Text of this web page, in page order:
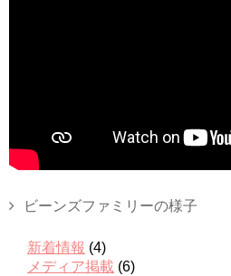
ビーンズファミリーの様子
新着情報 (4)
メディア掲載 (6)